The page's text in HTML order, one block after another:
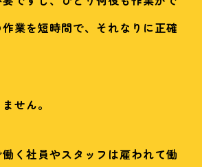
業を短時間で、それなりに正確
せん。
く社員やスタッフは雇われて働